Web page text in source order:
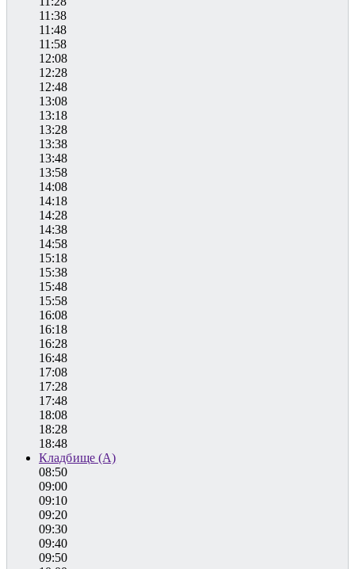
11:38
11:48
11:58
12:08
12:28
12:48
13:08
13:18
13:28
13:38
13:48
13:58
14:08
14:18
14:28
14:38
14:58
15:18
15:38
15:48
15:58
16:08
16:18
16:28
16:48
17:08
17:28
17:48
18:08
18:28
18:48
Кладбище (А)
08:50
09:00
09:10
09:20
09:30
09:40
09:50